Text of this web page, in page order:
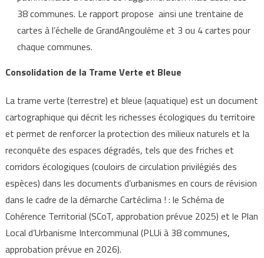
38 communes. Le rapport propose ainsi une trentaine de
cartes à l’échelle de GrandAngoulême et 3 ou 4 cartes pour
chaque communes.
Consolidation de la Trame Verte et Bleue
La trame verte (terrestre) et bleue (aquatique) est un document
cartographique qui décrit les richesses écologiques du territoire
et permet de renforcer la protection des milieux naturels et la
reconquête des espaces dégradés, tels que des friches et
corridors écologiques (couloirs de circulation privilégiés des
espèces) dans les documents d’urbanismes en cours de révision
dans le cadre de la démarche Cartéclima ! : le Schéma de
Cohérence Territorial (SCoT, approbation prévue 2025) et le Plan
Local d’Urbanisme Intercommunal (PLUi à 38 communes,
approbation prévue en 2026).